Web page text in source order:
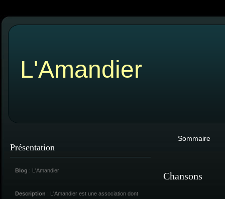
L'Amandier
Présentation
Blog : L'Amandier
Description : L'Amandier est une association dont
Sommaire
Chansons